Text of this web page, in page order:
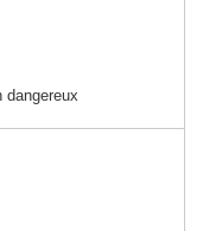
dangereux